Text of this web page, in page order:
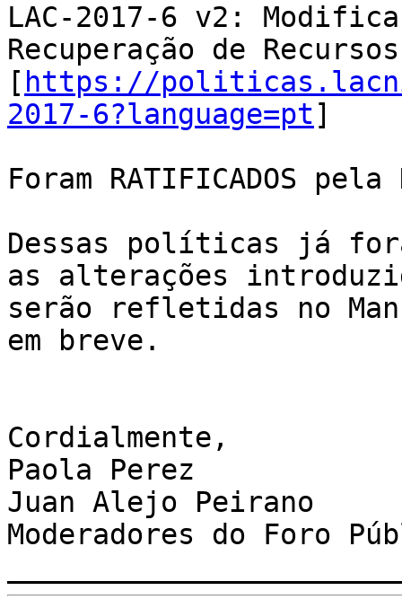
LAC-2017-6 v2:
Recuperação de Recursos
[ https://
2017-6?language=pt]
Foram RATIFICADOS
Dessas políticas já
as alterações
serão refletidas no
em breve.
Cordialmente,
Paola Perez
Juan Alejo Peirano
Moderadores do Foro